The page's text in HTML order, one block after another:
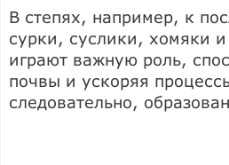
В степях, например, к
сурки, суслики, хомяки
играют важную роль,
почвы и ускоряя
следовательно,